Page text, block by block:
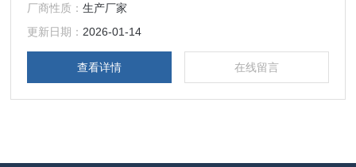
高、节拍时间短、光照能量稳定。
厂商性质：生产厂家
更新日期： 2026-01-14
查看详情 在线留言